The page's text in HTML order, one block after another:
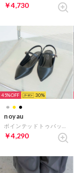
￥4,730
45% 30
noyau
￥4,290